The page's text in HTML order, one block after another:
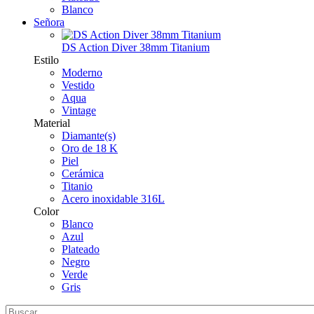
Blanco
Señora
DS Action Diver 38mm Titanium
Estilo
Moderno
Vestido
Aqua
Vintage
Material
Diamante(s)
Oro de 18 K
Piel
Cerámica
Titanio
Acero inoxidable 316L
Color
Blanco
Azul
Plateado
Negro
Verde
Gris